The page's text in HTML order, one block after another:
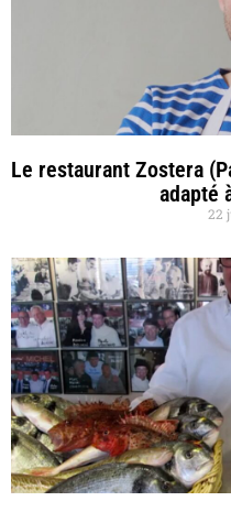
Le restaurant Zostera
adapté
22